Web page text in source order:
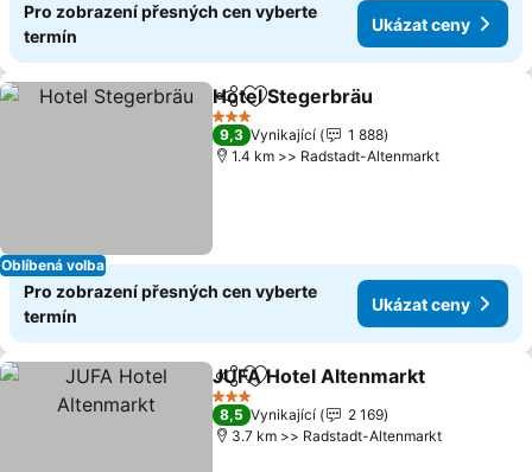
Pro zobrazení přesných cen vyberte
termín
Ukázat ceny
Oblíbená volba
SdíletPřidat na seznam oblíbených
Hotel Stegerbräu
3 Počet hvězdiček
9,3 Vynikající
1 888
1.4 km >> Radstadt-Altenmarkt
Pro zobrazení přesných cen vyberte
termín
Ukázat ceny
SdíletPřidat na seznam oblíbených
JUFA Hotel Altenmarkt
3 Počet hvězdiček
8,5 Vynikající
2 169
3.7 km >> Radstadt-Altenmarkt